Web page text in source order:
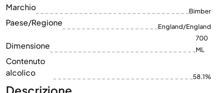
Marchio Bimber
Paese/Regione England/England
Dimensione
700
ML
Contenuto
alcolico
58.1%
Descrizione